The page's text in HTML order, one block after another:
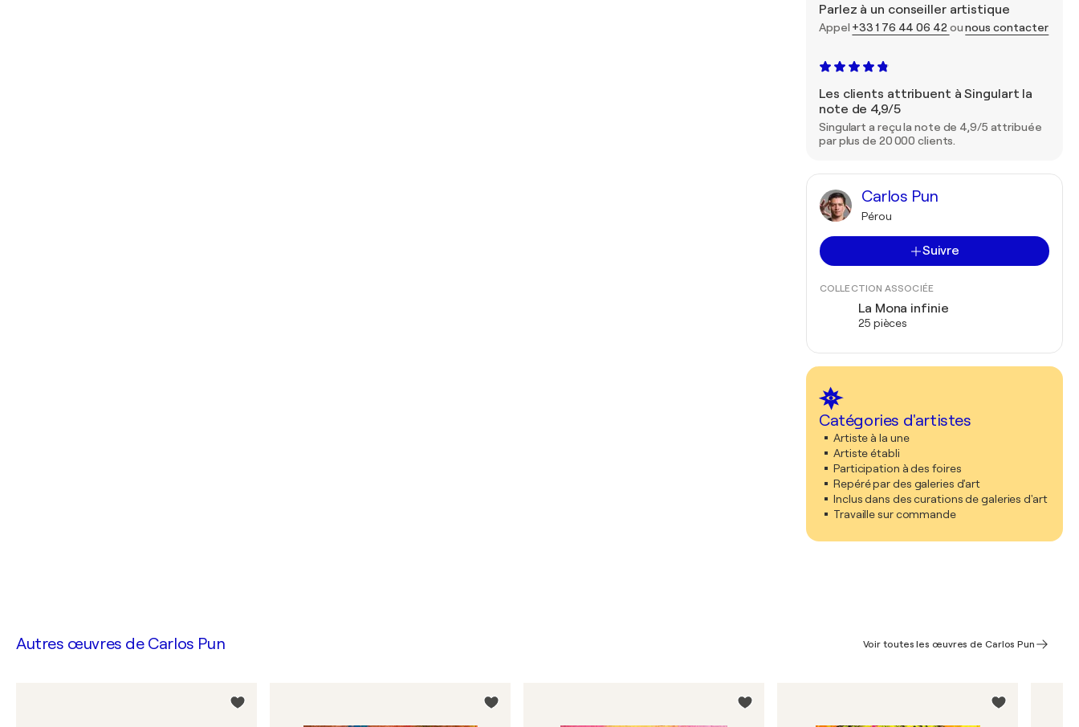
Parlez à un conseiller artistique
Appel +33 1 76 44 06 42 ounous contacter
Les clients attribuent à Singulart la
note de 4,9/5
Singulart a reçu la note de 4,9/5 attribuée
par plus de 20 000 clients.
Carlos Pun
Pérou
Suivre
COLLECTION ASSOCIÉE
La Mona infinie
25 pièces
Catégories d'artistes
Artiste à la une
Artiste établi
Participation à des foires
Repéré par des galeries d'art
Inclus dans des curations de galeries d'art
Travaille sur commande
Autres œuvres de Carlos Pun Voir toutes les œuvres de Carlos Pun